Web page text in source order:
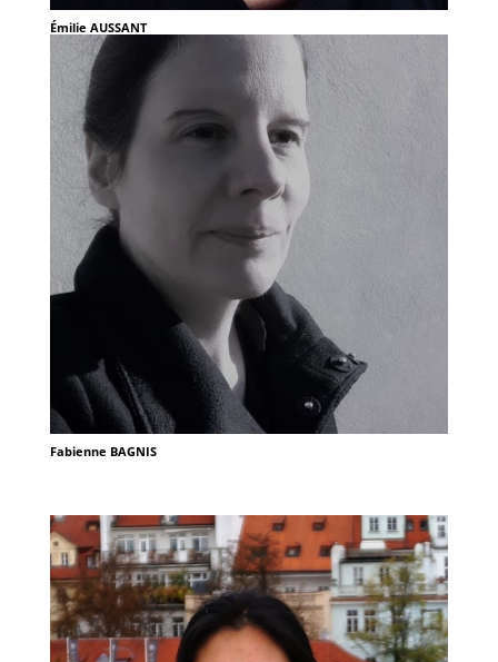
Émilie AUSSANT
Fabienne BAGNIS